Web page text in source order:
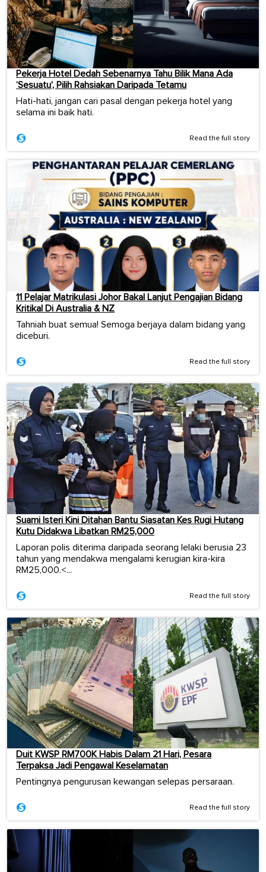
Pekerja Hotel Dedah Sebenarnya Tahu Bilik Mana Ada
‘Sesuatu’, Pilih Rahsiakan Daripada Tetamu
Hati-hati, jangan cari pasal dengan pekerja hotel yang
selama ini baik hati.
Read the full story
11 Pelajar Matrikulasi Johor Bakal Lanjut Pengajian Bidang
Kritikal Di Australia & NZ
Tahniah buat semua! Semoga berjaya dalam bidang yang
diceburi.
Read the full story
Suami Isteri Kini Ditahan Bantu Siasatan Kes Rugi Hutang
Kutu Didakwa Libatkan RM25,000
Laporan polis diterima daripada seorang lelaki berusia 23
tahun yang mendakwa mengalami kerugian kira-kira
RM25,000.<...
Read the full story
Duit KWSP RM700K Habis Dalam 21 Hari, Pesara
Terpaksa Jadi Pengawal Keselamatan
Pentingnya pengurusan kewangan selepas persaraan.
Read the full story